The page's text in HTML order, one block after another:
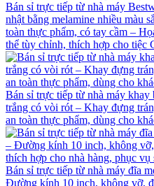
Bán sỉ trực tiếp từ nhà máy
nhật bằng melamine nhiều màu
toàn thực phẩm, có tay cầm –
thể tùy chỉnh, thích hợp cho tiệc
Bán sỉ trực tiếp từ nhà máy khay
trắng có vòi rót – Khay đựng
an toàn thực phẩm, dùng cho
Bán sỉ trực tiếp từ nhà máy đĩa
Đường kính 10 inch, không vỡ,